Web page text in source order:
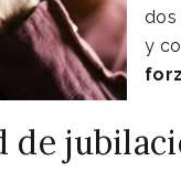
dos
y
de